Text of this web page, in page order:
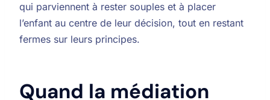
qui parviennent à rester souples et à placer
l’enfant au centre de leur décision, tout en restant
fermes sur leurs principes.
Quand la médiation